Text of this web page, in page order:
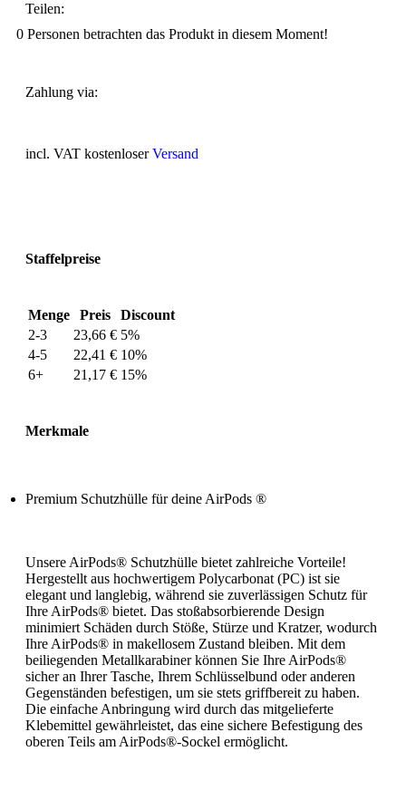
Teilen:
0 Personen betrachten das Produkt in diesem Moment!
Zahlung via:
incl. VAT kostenloserVersand
Staffelpreise
Menge Preis
Discount
2-3
23,66 € 5%
4-5
22,41 € 10%
6+
21,17 € 15%
Merkmale
Premium Schutzhülle für deine AirPods ®
Unsere AirPods® Schutzhülle bietet zahlreiche Vorteile!
Hergestellt aus hochwertigem Polycarbonat (PC) ist sie
elegant und langlebig, während sie zuverlässigen Schutz für
Ihre AirPods® bietet. Das stoßabsorbierende Design
minimiert Schäden durch Stöße, Stürze und Kratzer, wodurch
Ihre AirPods® in makellosem Zustand bleiben. Mit dem
beiliegenden Metallkarabiner können Sie Ihre AirPods®
sicher an Ihrer Tasche, Ihrem Schlüsselbund oder anderen
Gegenständen befestigen, um sie stets griffbereit zu haben.
Die einfache Anbringung wird durch das mitgelieferte
Klebemittel gewährleistet, das eine sichere Befestigung des
oberen Teils am AirPods®-Sockel ermöglicht.